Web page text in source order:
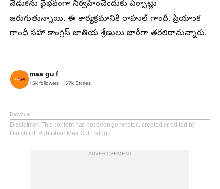
వేడుకను వైభవంగా నిర్వహించేందుకు ఏర్పాట్లు
జరుగుతున్నాయి. ఈ కార్యక్రమానికి రాహుల్ గాంధీ, ప్రియాంక
గాంధీ సహా కాంగ్రెస్ జాతీయ శ్రేణులు భారీగా తరలిరానున్నారు.
maa gulf
15k followers 57k Stories
Dailyhunt
Disclaimer: This content has not been generated, created or edited by
Dailyhunt. Publisher: Maa Gulf Telugu
ADVERTISEMENT